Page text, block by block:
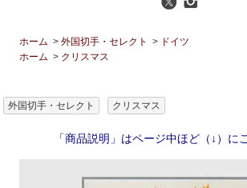
ホーム >外国切手・セレクト > ドイツ
ホーム > クリスマス
外国切手・セレクト クリスマス
「商品説明」はページ中ほど（↓）に